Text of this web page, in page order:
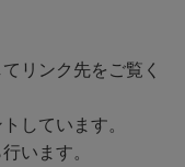
リンク先をご覧く
しています。
います。